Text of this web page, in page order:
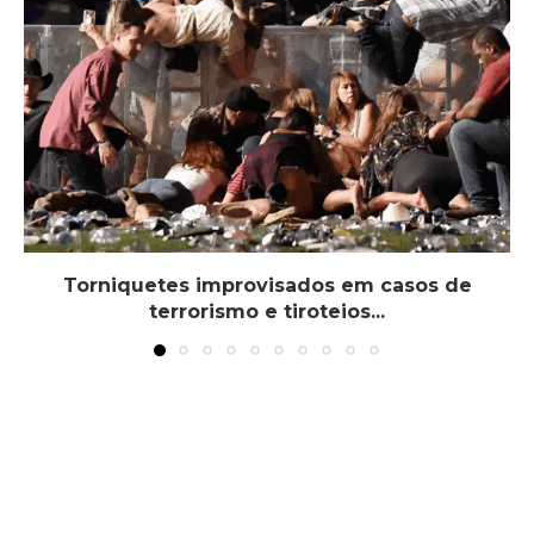
Torniquetes improvisados em casos de
terrorismo e tiroteios...